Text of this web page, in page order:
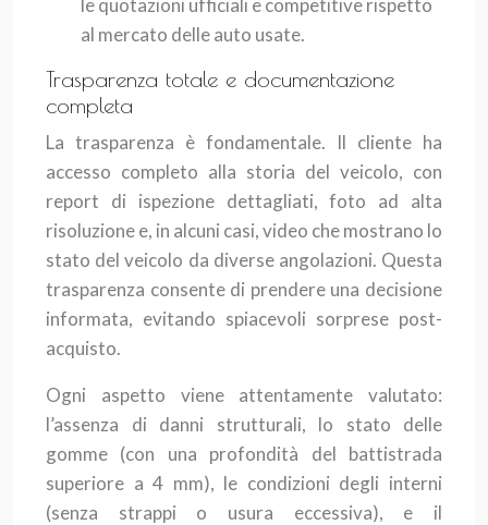
le quotazioni ufficiali e competitive rispetto
al mercato delle auto usate.
Trasparenza totale e documentazione
completa
La trasparenza è fondamentale. Il cliente ha
accesso completo alla storia del veicolo, con
report di ispezione dettagliati, foto ad alta
risoluzione e, in alcuni casi, video che mostrano lo
stato del veicolo da diverse angolazioni. Questa
trasparenza consente di prendere una decisione
informata, evitando spiacevoli sorprese post-
acquisto.
Ogni aspetto viene attentamente valutato:
l’assenza di danni strutturali, lo stato delle
gomme (con una profondità del battistrada
superiore a 4 mm), le condizioni degli interni
(senza strappi o usura eccessiva), e il